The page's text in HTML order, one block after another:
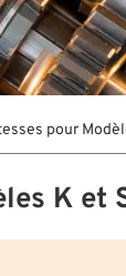
pour
K et